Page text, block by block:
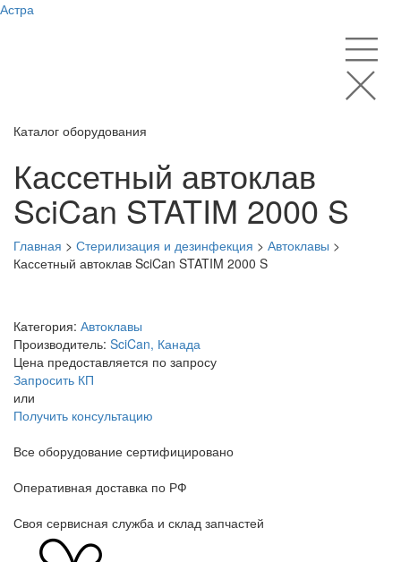
Астра
Каталог оборудования
Кассетный автоклав
SciCan STATIM 2000 S
Главная > Стерилизация и дезинфекция > Автоклавы >
Кассетный автоклав SciCan STATIM 2000 S
Категория: Автоклавы
Производитель: SciCan, Канада
Цена предоставляется по запросу
Запросить КП
или
Получить консультацию
Все оборудование сертифицировано
Оперативная доставка по РФ
Своя сервисная служба и склад запчастей